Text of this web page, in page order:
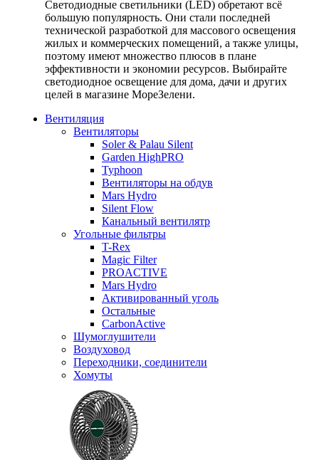
Светодиодные светильники (LED) обретают всё
большую популярность. Они стали последней
технической разработкой для массового освещения
жилых и коммерческих помещений, а также улицы,
поэтому имеют множество плюсов в плане
эффективности и экономии ресурсов. Выбирайте
светодиодное освещение для дома, дачи и других
целей в магазине МореЗелени.
Вентиляция
Вентиляторы
Soler & Palau Silent
Garden HighPRO
Typhoon
Вентиляторы на обдув
Mars Hydro
Silent Flow
Канальный вентилятр
Угольные фильтры
T-Rex
Magic Filter
PROACTIVE
Mars Hydro
Активированный уголь
Остальные
CarbonActive
Шумоглушители
Воздуховод
Переходники, соединители
Хомуты